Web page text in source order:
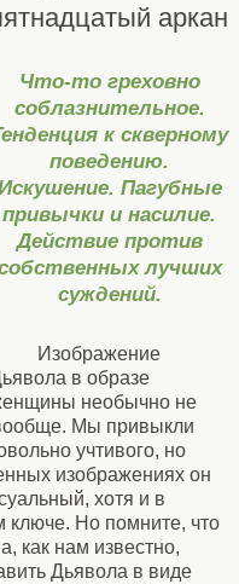
аркан
Что-то греховно
соблазнительное.
к скверному
поведению.
Пагубные
привычки и насилие.
Действие против
лучших
суждений.
Изображение
в образе
необычно не
Мы привыкли
учтивого, но
изображениях он
хотя и в
Но помните, что
как нам известно,
Дьявола в виде